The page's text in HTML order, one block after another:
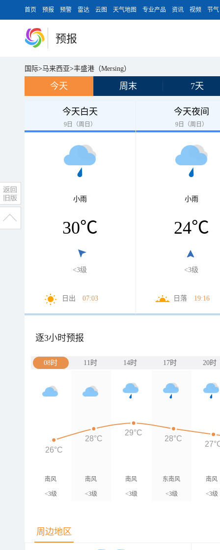
首页 预报 预警 雷达 云图 天气地图 专业产品 资讯 视频 节气
预报
国际>马来西亚>丰盛港（Mersing）
今天 周末 7天
今天白天
9日（周日）
小雨
30℃
<3级
日出 07:03
今天夜间
9日（周日）
小雨
24℃
<3级
日落 19:16
逐3小时预报
08时 11时 14时 17时 20时
南风
<3级
南风
<3级
南风
<3级
东南风
<3级
南风
<3级
26°C
28°C
29°C
28°C
周边地区